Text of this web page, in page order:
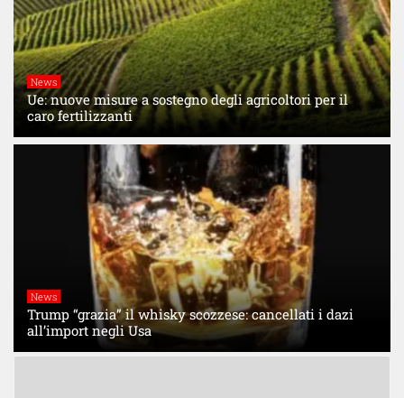
News
Ue: nuove misure a sostegno degli agricoltori per il
caro fertilizzanti
News
Trump “grazia” il whisky scozzese: cancellati i dazi
all’import negli Usa